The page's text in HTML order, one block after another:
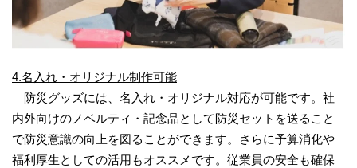
4.名入れ・オリジナル制作可能
防災グッズには、名入れ・オリジナル対応が可能です。社
内外向けのノベルティ・記念品として防災セットを送ること
で防災意識の向上を図ることができます。さらに予算消化や
福利厚生としての活用もオススメです。従業員の安全も確保